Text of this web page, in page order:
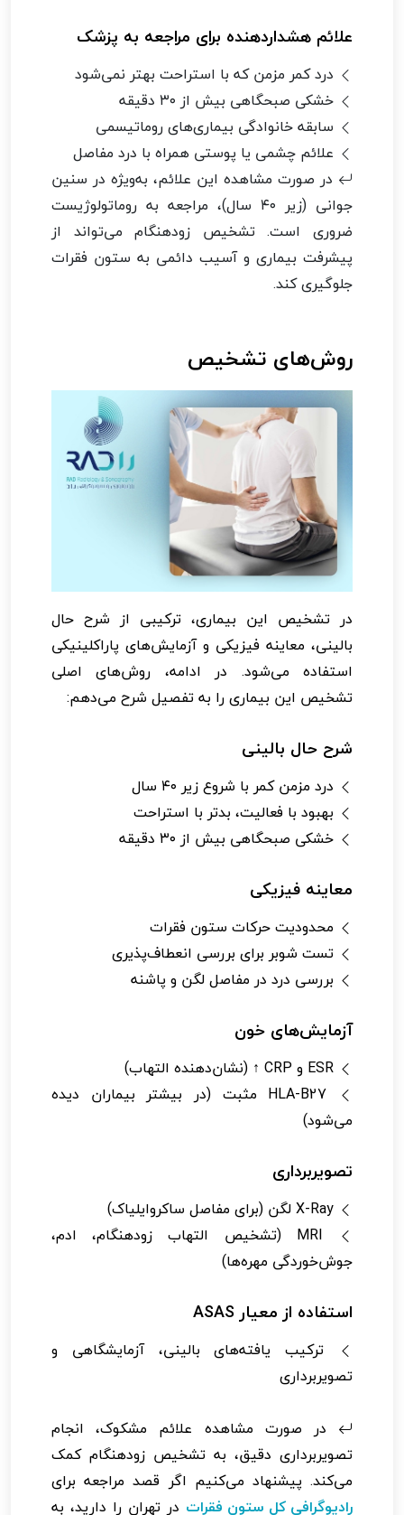
علائم هشداردهنده برای مراجعه به پزشک
درد کمر مزمن که با استراحت بهتر نمی‌شود
خشکی صبحگاهی بیش از ۳۰ دقیقه
سابقه خانوادگی بیماری‌های روماتیسمی
علائم چشمی یا پوستی همراه با درد مفاصل
در صورت مشاهده این علائم، به‌ویژه در سنین
جوانی (زیر ۴۰ سال)، مراجعه به روماتولوژیست
ضروری است. تشخیص زودهنگام می‌تواند از
پیشرفت بیماری و آسیب دائمی به ستون فقرات
جلوگیری کند.
روش‌های تشخیص
در تشخیص این بیماری، ترکیبی از شرح حال
بالینی، معاینه فیزیکی و آزمایش‌های پاراکلینیکی
استفاده می‌شود. در ادامه، روش‌های اصلی
تشخیص این بیماری را به تفصیل شرح می‌دهم:
شرح حال بالینی
درد مزمن کمر با شروع زیر ۴۰ سال
بهبود با فعالیت، بدتر با استراحت
خشکی صبحگاهی بیش از ۳۰ دقیقه
معاینه فیزیکی
محدودیت حرکات ستون فقرات
تست شوبر برای بررسی انعطاف‌پذیری
بررسی درد در مفاصل لگن و پاشنه
آزمایش‌های خون
HLA-B27 مثبت (در بیشتر بیماران دیده
می‌شود)
تصویربرداری
MRI (تشخیص التهاب زودهنگام، ادم،
جوش‌خوردگی مهره‌ها)
استفاده از معیار ASAS
ترکیب یافته‌های بالینی، آزمایشگاهی و
تصویربرداری
در صورت مشاهده علائم مشکوک، انجام
تصویربرداری دقیق، به تشخیص زودهنگام کمک
می‌کند. پیشنهاد می‌کنیم اگر قصد مراجعه برای
رادیوگرافی کل ستون فقرات در تهران را دارید، به